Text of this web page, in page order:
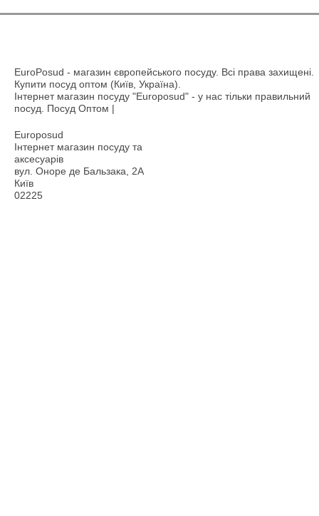
EuroPosud - магазин європейського посуду. Всі права захищені.
Купити посуд оптом (Київ, Україна).
Інтернет магазин посуду "Europosud" - у нас тільки правильний
посуд. Посуд Оптом |
Europosud
Інтернет магазин посуду та
аксесуарів
вул. Оноре де Бальзака, 2А
Київ
02225